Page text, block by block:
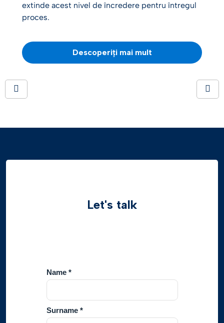
extinde acest nivel de încredere pentru întregul
proces.
Descoperiți mai mult
Let's talk